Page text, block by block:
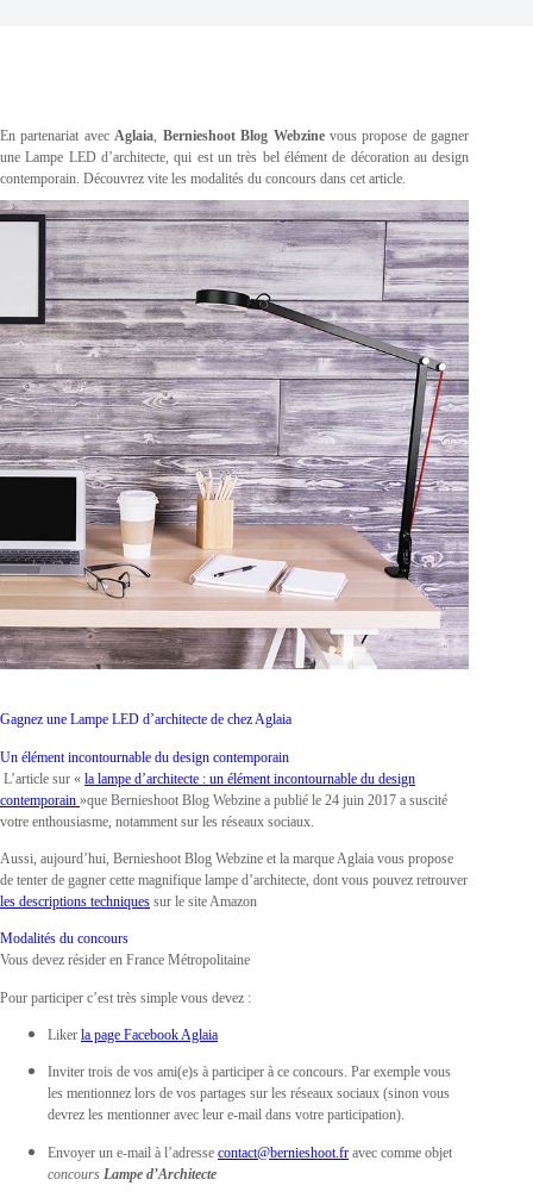
En partenariat avecAglaia, Bernieshoot Blog Webzinevous propose de gagner
une Lampe LED d’architecte, qui est un très bel élément de décoration au design
contemporain. Découvrez vite les modalités du concours dans cet article.
Gagnez une Lampe LED d’architecte de chez Aglaia
Un élément incontournable du design contemporain
L’article sur « la lampe d’architecte : un élément incontournable du design
contemporain »que Bernieshoot Blog Webzine a publié le 24 juin 2017 a suscité
votre enthousiasme, notamment sur les réseaux sociaux.
Aussi, aujourd’hui, Bernieshoot Blog Webzine et la marque Aglaia vous propose
de tenter de gagner cette magnifique lampe d’architecte, dont vous pouvez retrouver
les descriptions techniques sur le site Amazon
Modalités du concours
Vous devez résider en France Métropolitaine
Pour participer c’est très simple vous devez :
Liker la page Facebook Aglaia
Inviter trois de vos ami(e)s à participer à ce concours. Par exemple vous
les mentionnez lors de vos partages sur les réseaux sociaux (sinon vous
devrez les mentionner avec leur e-mail dans votre participation).
Envoyer un e-mail à l’adresse contact@bernieshoot.fr avec comme objet
concours Lampe d’Architecte